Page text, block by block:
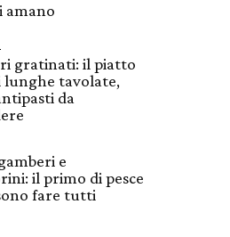
amano
gratinati: il piatto
lunghe tavolate,
da
e
il primo di pesce
fare tutti